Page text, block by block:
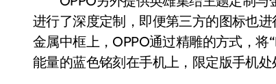
进行了深度定制，即便第三方的图标也
金属中框上，OPPO通过精雕的方式，
能量的蓝色铭刻在手机上，限定版手机处